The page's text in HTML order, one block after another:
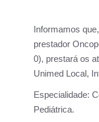
Informamos
prestador
0), prestará os
Unimed Local,
Especialidade:
Pediátrica.